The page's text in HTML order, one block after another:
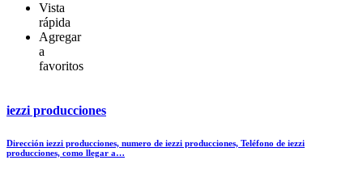
Vista
rápida
Agregar
a
favoritos
iezzi producciones
Dirección iezzi producciones, numero de iezzi producciones, Teléfono de iezzi
producciones, como llegar a…